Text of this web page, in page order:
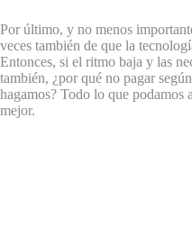
Por último, y no menos
veces también de que la
Entonces, si el ritmo baja y las
también, ¿por qué no pagar
hagamos? Todo lo que podamos
mejor.